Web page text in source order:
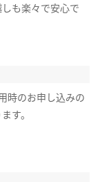
も楽々で安心で
時のお申し込みの
す。